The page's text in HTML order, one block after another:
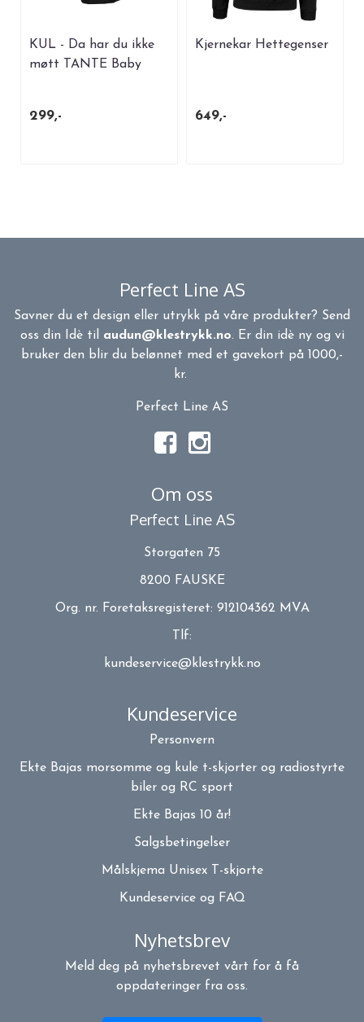
KUL - Da har du ikke
møtt TANTE Baby
299,-
Kjernekar Hettegenser
649,-
Perfect Line AS
Savner du et design eller utrykk på våre produkter? Send
oss din Idè til audun@klestrykk.no. Er din idè ny og vi
bruker den blir du belønnet med et gavekort på 1000,-
kr.
Perfect Line AS
Om oss
Perfect Line AS
Storgaten 75
8200 FAUSKE
Org. nr. Foretaksregisteret: 912104362 MVA
Tlf:
kundeservice@klestrykk.no
Kundeservice
Personvern
Ekte Bajas morsomme og kule t-skjorter og radiostyrte
biler og RC sport
Ekte Bajas 10 år!
Salgsbetingelser
Målskjema Unisex T-skjorte
Kundeservice og FAQ
Nyhetsbrev
Meld deg på nyhetsbrevet vårt for å få
oppdateringer fra oss.